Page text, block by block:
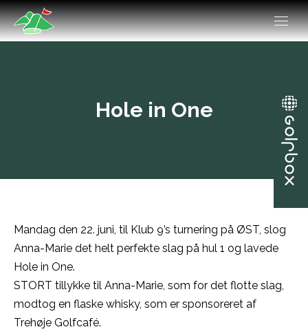
Hole in One
Mandag den 22. juni, til Klub 9’s turnering på ØST, slog
Anna-Marie det helt perfekte slag på hul 1 og lavede
Hole in One.
STORT tillykke til Anna-Marie, som for det flotte slag,
modtog en flaske whisky, som er sponsoreret af
Trehøje Golfcafé.